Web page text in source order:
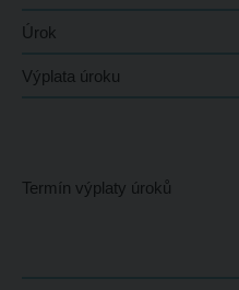
Úrok
Výplata úroku
Termín výplaty úroků